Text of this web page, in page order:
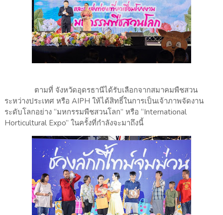
​ตามที่ จังหวัดอุดรธานีได้รับเลือกจากสมาคมพืชสวน
ระหว่างประเทศ หรือ AIPH ให้ได้สิทธิ์ในการเป็นเจ้าภาพจัดงาน
ระดับโลกอย่าง “มหกรรมพืชสวนโลก” หรือ “International
Horticultural Expo” ในครั้งที่กำลังจะมาถึงนี้